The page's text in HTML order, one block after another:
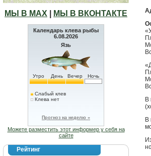
МЫ В МАХ МЫ В ВКОНТАКТЕ
Календарь клева рыбы
6.08.2026
Язь
Утро День Вечер Ночь
Слабый клев
Клева нет
Прогноз на неделю »
Можете разместить этот информер у себя на
сайте
Рейтинг
В
В